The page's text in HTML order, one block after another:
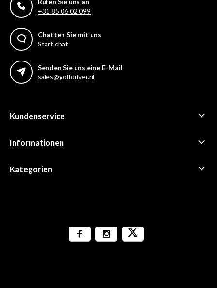
+31 85 06 02 099
Chatten Sie mit uns
Start chat
Senden Sie uns eine E-Mail
sales@golfdriver.nl
Kundenservice
Informationen
Kategorien